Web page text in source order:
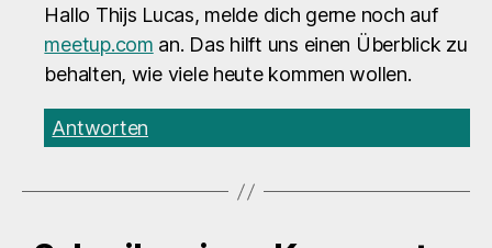
Hallo Thijs Lucas, melde dich gerne noch auf
meetup.com an. Das hilft uns einen Überblick zu
behalten, wie viele heute kommen wollen.
Antworten